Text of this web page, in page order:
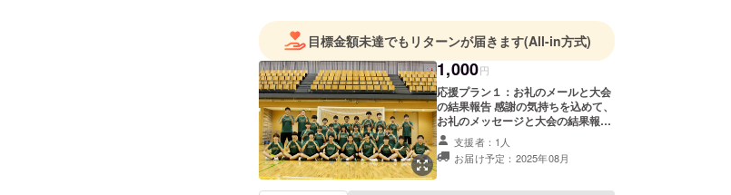
目標金額未達でもリターンが届きます(All-in方式)
1,000円
応援プラン１：お礼のメールと大会
の結果報告 感謝の気持ちを込めて、
お礼のメッセージと大会の結果報告
をお送りします。 このリターンは
3000円、5000円、10000円、
30000円、50000円のリターンと同
支援者：1人
お届け予定：2025年08月